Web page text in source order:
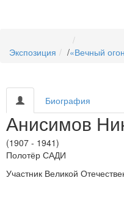
Экспозиция /«Вечный
Биография
Анисимов
(1907 - 1941)
Полотёр САДИ
Участник Великой